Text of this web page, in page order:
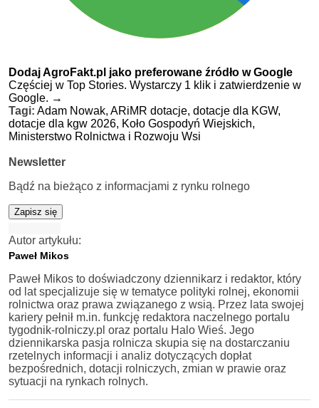
Dodaj AgroFakt.pl jako preferowane źródło w Google
Częściej w Top Stories. Wystarczy 1 klik i zatwierdzenie w
Google. →
Tagi: Adam Nowak, ARiMR dotacje, dotacje dla KGW,
dotacje dla kgw 2026, Koło Gospodyń Wiejskich,
Ministerstwo Rolnictwa i Rozwoju Wsi
Newsletter
Bądź na bieżąco z informacjami z rynku rolnego
Zapisz się
Autor artykułu:
Paweł Mikos
Paweł Mikos to doświadczony dziennikarz i redaktor, który
od lat specjalizuje się w tematyce polityki rolnej, ekonomii
rolnictwa oraz prawa związanego z wsią. Przez lata swojej
kariery pełnił m.in. funkcję redaktora naczelnego portalu
tygodnik-rolniczy.pl oraz portalu Halo Wieś. Jego
dziennikarska pasja rolnicza skupia się na dostarczaniu
rzetelnych informacji i analiz dotyczących dopłat
bezpośrednich, dotacji rolniczych, zmian w prawie oraz
sytuacji na rynkach rolnych.